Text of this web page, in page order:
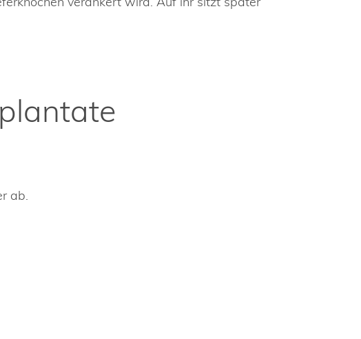
verankert wird. Auf ihr sitzt später
ab.